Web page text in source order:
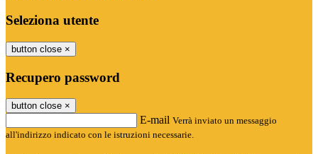
Seleziona utente
button close ×
Recupero password
button close ×
E-mail Verrà inviato un messaggio
all'indirizzo indicato con le istruzioni necessarie.